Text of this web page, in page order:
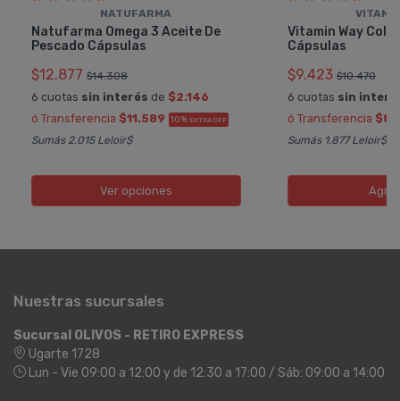
NATUFARMA
Natufarma Omega 3 Aceite De
Pescado Cápsulas
$12.877 $14.308
6 cuotas sin interés de $2.146
ó Transferencia $11.589 10% EXTRA OFF
Sumás 2.015 Leloir$
Ver opciones
Vitamin Way
Cápsulas
$9.423 $10.470
6 cuotas sin
ó Transferencia
Sumás 1.877 Leloir$
Nuestras sucursales
Sucursal OLIVOS - RETIRO EXPRESS
Ugarte 1728
Lun - Vie 09:00 a 12:00 y de 12:30 a 17:00 / Sáb: 09:00 a 14:00